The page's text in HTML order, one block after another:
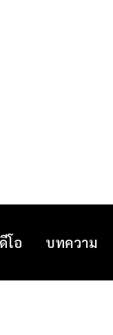
โอ บทความ